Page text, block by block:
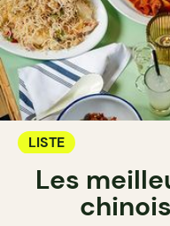
LISTE
Les